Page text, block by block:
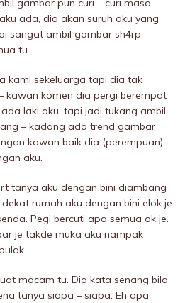
gambar pun curi – curi masa
ada, dia akan suruh aku yang
sangat ambil gambar sh4rp –
tu.
kami sekeluarga tapi dia tak
kawan komen dia pergi berempat
laki aku, tapi jadi tukang ambil
– kadang ada trend gambar
kawan baik dia (perempuan).
aku.
tanya aku dengan bini diambang
rumah aku dengan bini elok je
Pegi bercuti apa semua ok je.
je takde muka aku nampak
macam tu. Dia kata senang bila
tanya siapa – siapa. Eh apa